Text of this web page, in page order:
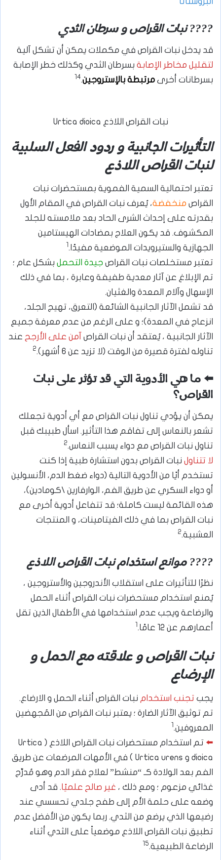
???? نبات القراص و سرطان الثدي
قد يدخل نبات القراص في مكملات يمكن أن تشكل آلية
لتقليل مخاطر الإصابة بسرطان الثدي وكذلك خطر الإصابة
بسرطانات أخرى مرتبطة بالإستروجين.
14
نبات القراص اللاذع Urtica dioica
التأثيرات الجانبية و ردود الفعل السلبية
لنبات القراص اللاذع
تعتبر احتمالية السمية الفموية بمستحضرات نبات
القراص منخفضة، يُعرف نبات القراص في المقام الأول
بقدرته على إحداث الشرى الحاد بعد ملامسته للجلد
المكشوف. قد يكون العلاج بمضادات الهيستامين
الجهازية والستيرويدات الموضعية مفيدًا.
تعتبر مستخلصات نبات القراص جيدة التحمل بشكل عام ؛
تم الإبلاغ عن آثار معدية طفيفة وعابرة ، بما في ذلك
الإسهال وآلام المعدة والغثيان.
قد تشمل الآثار الجانبية الشائعة (التعرق، تهيج الجلد،
انزعاج في المعدة)؛ و على الرغم من عدم معرفة جميع
الآثار الجانبية ، يُعتقد أن نبات القراص آمن على الأرجح عند
تناوله لفترة قصيرة من الوقت (لا تزيد عن 6 أشهر).
2
⬅️ ما هي الأدوية التي قد تؤثر على نبات
القراص؟
يمكن أن يؤدي تناول نبات القراص مع أي أدوية تجعلك
تشعر بالنعاس إلى تفاقم هذا التأثير. اسأل طبيبك قبل
تناول نبات القراص مع دواء يسبب النعاس.2
لا تتناول نبات القراص بدون استشارة طبية إذا كنت
تستخدم أيًا من الأدوية التالية (دواء ضغط الدم، الأنسولين
أو دواء السكري عن طريق الفم، الوارفارين \كومادين)،
هذه القائمة ليست كاملة؛ قد تتفاعل أدوية أخرى مع
نبات القراص بما في ذلك الفيتامينات، و المنتجات
العشبية.2
???? موانع استخدام نبات القراص اللاذع
نظرًا للتأثيرات على استقلاب الأندروجين والأستروجين ،
يُمنع استخدام مستحضرات نبات القراص أثناء الحمل
والرضاعة ويجب عدم استخدامها في الأطفال الذين تقل
أعمارهم عن 12 عامًا.
نبات القراص و علاقته مع الحمل و
الإرضاع
يجب تجنب استخدام نبات القراص أثناء الحمل و الارضاع.
تم توثيق الآثار الضارة ؛ يعتبر نبات القراص من المُجهضين
المعروفين.1
⬅️
تم استخدام مستحضرات نبات القراص اللاذع ( Urtica
dioica و Urtica urens ) في الأمهات المرضعات عن طريق
الفم بعد الولادة كـ “منشط” لعلاج فقر الدم وهو مُدرِّج
غذائي مزعوم ؛ ومع ذلك ، غير صالح علميًا. قد أدى
وضعه على حلمة الأم إلى طفح جلدي تحسسي عند
رضيعها الذي يرضع من الثدي. ربما يكون من الأفضل عدم
تطبيق نبات القراص اللاذع موضعياً على الثدي أثناء
الرضاعة الطبيعية.15